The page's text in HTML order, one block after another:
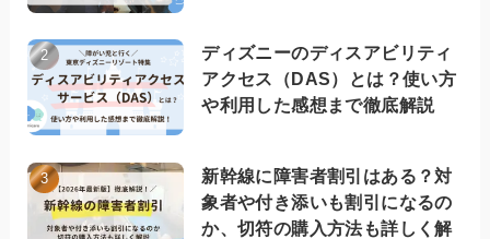
ディズニーのディスアビリティ
アクセス（DAS）とは？使い方
や利用した感想まで徹底解説
新幹線に障害者割引はある？対
象者や付き添いも割引になるの
か、切符の購入方法も詳しく解